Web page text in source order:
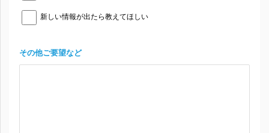
新しい情報が出たら教えてほしい
その他ご要望など